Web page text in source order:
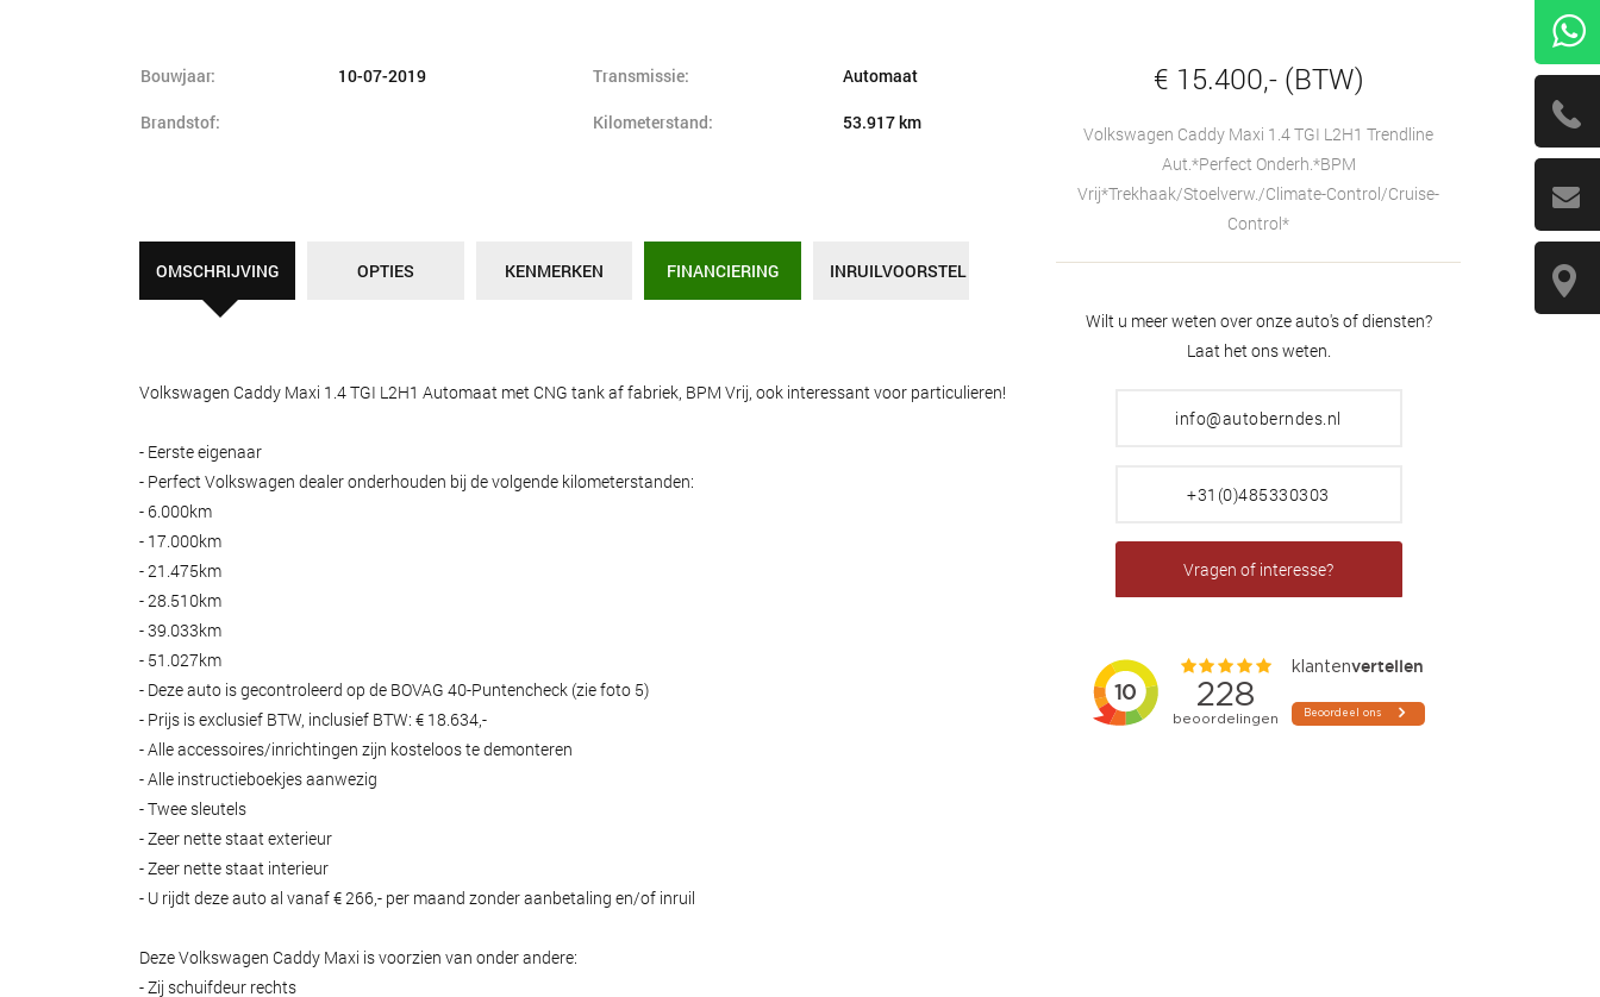
Bouwjaar: 10-07-2019
Brandstof:
Transmissie: Automaat
Kilometerstand: 53.917 km
OMSCHRIJVING OPTIES KENMERKEN FINANCIERING INRUILVOORSTEL
Volkswagen Caddy Maxi 1.4 TGI L2H1 Automaat met CNG tank af fabriek, BPM Vrij, ook interessant voor particulieren!
- Eerste eigenaar
- Perfect Volkswagen dealer onderhouden bij de volgende kilometerstanden:
- 6.000km
- 17.000km
- 21.475km
- 28.510km
- 39.033km
- 51.027km
- Deze auto is gecontroleerd op de BOVAG 40-Puntencheck (zie foto 5)
- Prijs is exclusief BTW, inclusief BTW: € 18.634,-
- Alle accessoires/inrichtingen zijn kosteloos te demonteren
- Alle instructieboekjes aanwezig
- Twee sleutels
- Zeer nette staat exterieur
- Zeer nette staat interieur
- U rijdt deze auto al vanaf € 266,- per maand zonder aanbetaling en/of inruil
Deze Volkswagen Caddy Maxi is voorzien van onder andere:
- Zij schuifdeur rechts
€ 15.400,- (BTW)
Volkswagen Caddy Maxi 1.4 TGI L2H1 Trendline
Aut.*Perfect Onderh.*BPM
Vrij*Trekhaak/Stoelverw./Climate-Control/Cruise-
Control*
Wilt u meer weten over onze auto's of diensten?
Laat het ons weten.
info@autoberndes.nl
+31(0)485330303
Vragen of interesse?